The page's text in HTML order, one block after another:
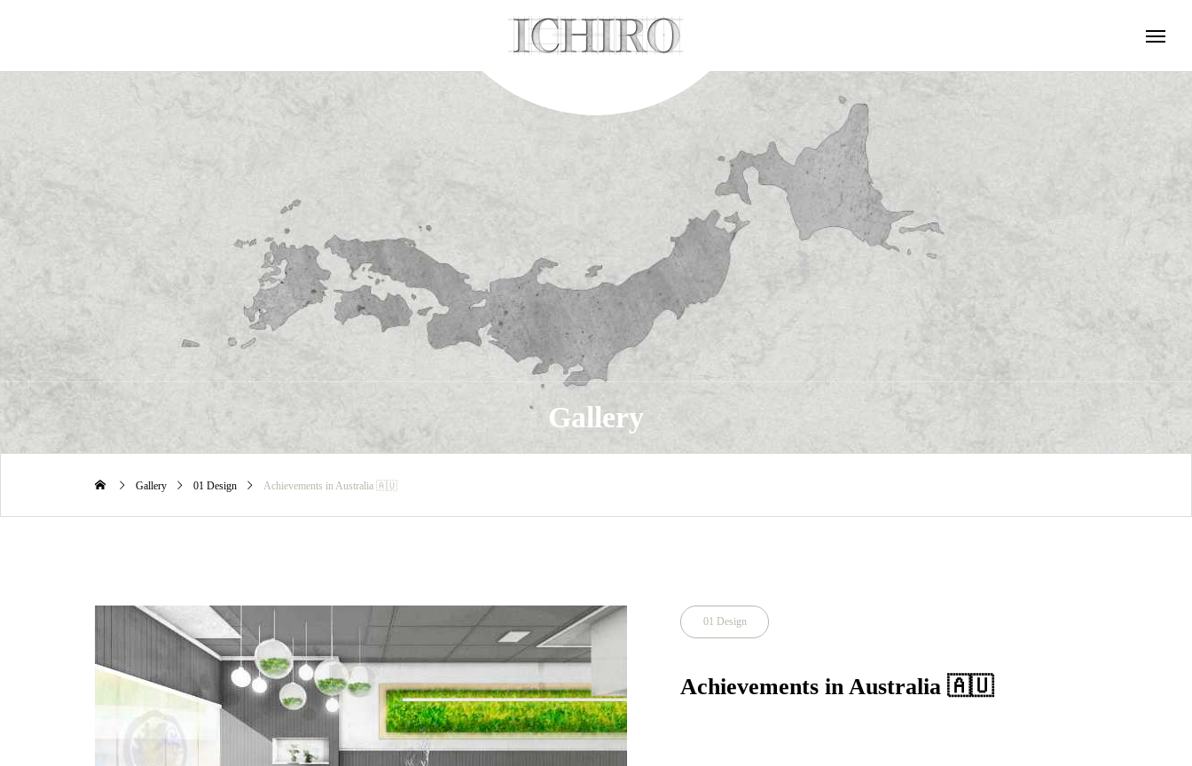
Gallery
Gallery 01 Design Achievements in Australia 🇦🇺
01 Design
Achievements in Australia 🇦🇺